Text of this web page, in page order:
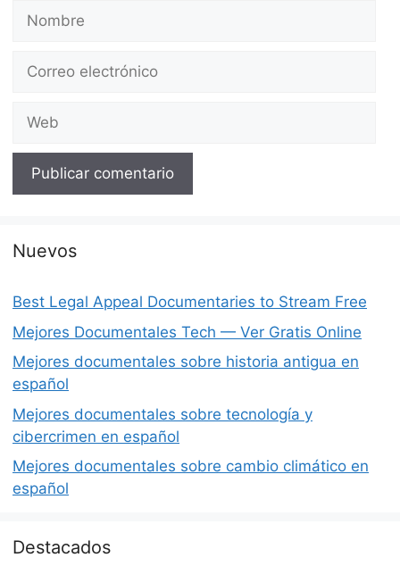
Nombre
Correo
Web
Nuevos
Best Legal Appeal Documentaries to Stream Free
Mejores Documentales Tech — Ver Gratis Online
Mejores documentales sobre historia antigua en
español
Mejores documentales sobre tecnología y
cibercrimen en español
Mejores documentales sobre cambio climático en
español
Destacados